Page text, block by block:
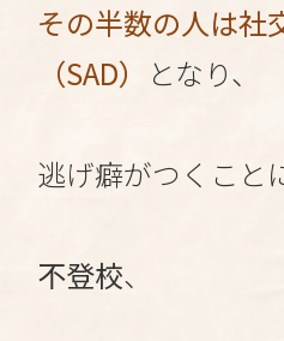
その半数の人は社
（SAD）
となり、
逃げ癖がつくこと
不登校、